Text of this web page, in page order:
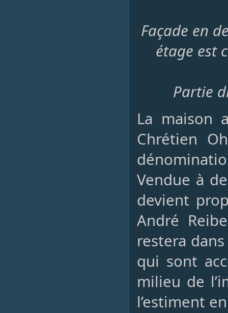
Façade en
étage est
Partie
La maison
Chrétien
Vendue à
devient
André
restera
qui sont
milieu de
l’estiment